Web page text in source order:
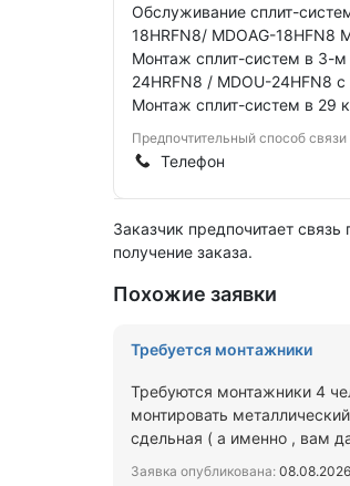
Обслуживание сплит-
18HRFN8/ MDOAG-18HFN8
Монтаж сплит-систем в 3-м
24HRFN8 / MDOU-24HFN8
Монтаж сплит-систем в 29
Предпочтительный способ связи
Телефон
Заказчик предпочитает
получение заказа.
Похожие заявки
Требуется монтажники
Требуются монтажники 4
монтировать
сдельная ( а именно , вам
Заявка опубликована: 08.08.2026